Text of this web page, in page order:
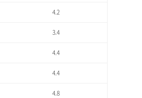
4.2
3.4
4.4
4.4
4.8